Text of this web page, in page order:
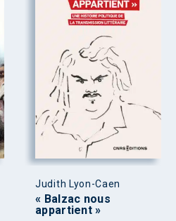
Judith Lyon-Caen
« Balzac nous
appartient »